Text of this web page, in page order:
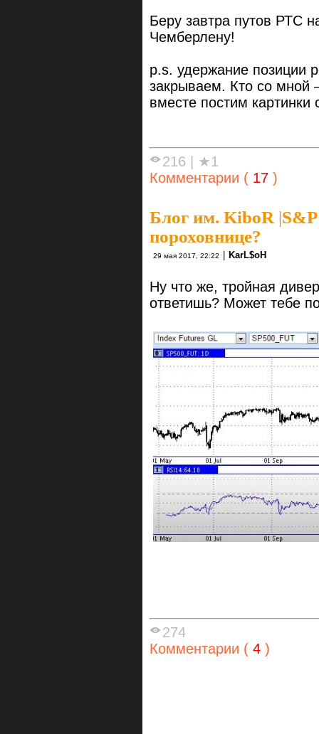
Беру завтра путов РТС
Чемберлену!
p.s. удержание позиции
закрываем. Кто со мной
вместе постим
216
★1
Комментарии ( 17 )
Блог им. KiboR|
пороховнице?
29 мая 2017, 22:22 KarL$oH
Ну что же, тройная
ответишь? Может тебе
274
Комментарии ( 4 )